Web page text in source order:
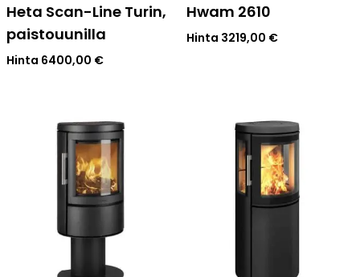
Heta Scan-Line Turin,
paistouunilla
Hinta 6400,00 €
Hwam 2610
Hinta 3219,00 €